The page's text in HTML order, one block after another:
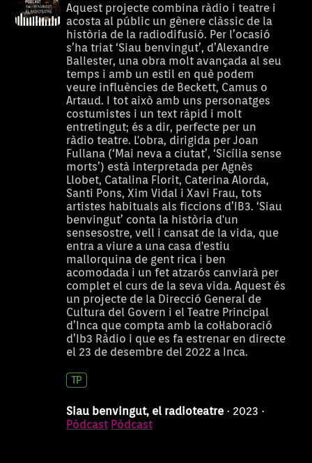
Aquest projecte combina ràdio i teatre i
acosta al públic un gènere clàssic de la
història de la radiodifusió. Per l’ocasió
s’ha triat ‘Siau benvingut’, d’Alexandre
Ballester, una obra molt avançada al seu
temps i amb un estil en què podem
veure influències de Beckett, Camus o
Artaud. I tot això amb uns personatges
costumistes i un text ràpid i molt
entretingut; és a dir, perfecte per un
ràdio teatre. L'obra, dirigida per Joan
Fullana (‘Mai neva a ciutat’, ‘Sicília sense
morts’) està interpretada per Agnès
Llobet, Catalina Florit, Caterina Alorda,
Santi Pons, Xim Vidal i Xavi Frau, tots
artistes habituals als ficcions d’IB3. ‘Siau
benvingut’ conta la història d'un
sensesostre, vell i cansat de la vida, que
entra a viure a una casa d'estiu
mallorquina de gent rica i ben
acomodada i un fet atzarós canviarà per
complet el curs de la seva vida. Aquest és
un projecte de la Direcció General de
Cultura del Govern i el Teatre Principal
d’Inca que compta amb la col·laboració
d’Ib3 Ràdio i que es fa estrenar en directe
el 23 de desembre del 2022 a Inca.
Siau benvingut, el radioteatre · 2023 ·
Pòdcast Pòdcast